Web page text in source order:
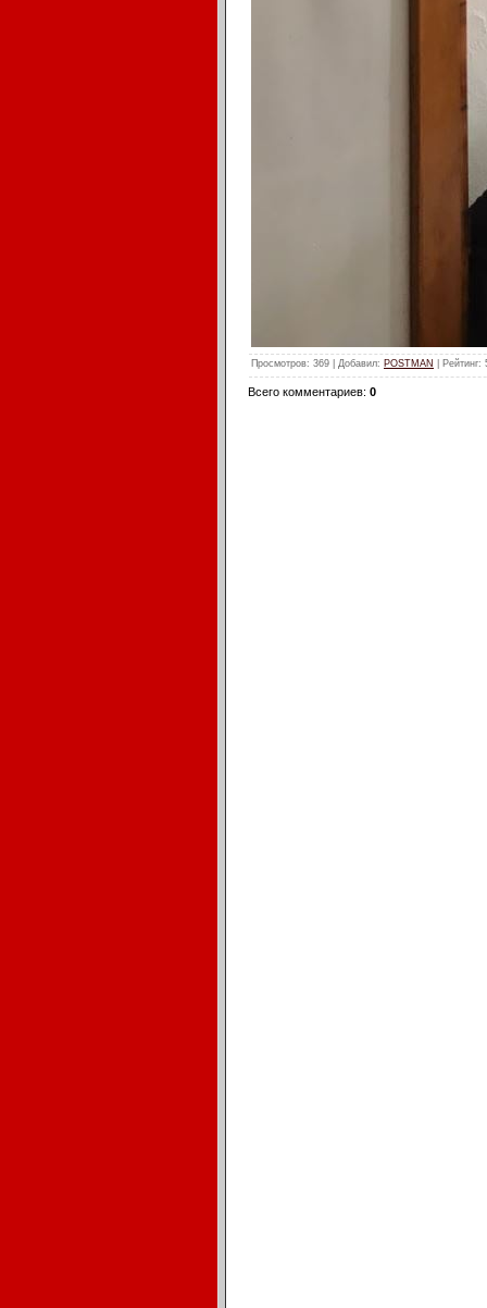
Просмотров: 369 | Добавил: POSTMAN Рейтинг:
Всего комментариев: 0